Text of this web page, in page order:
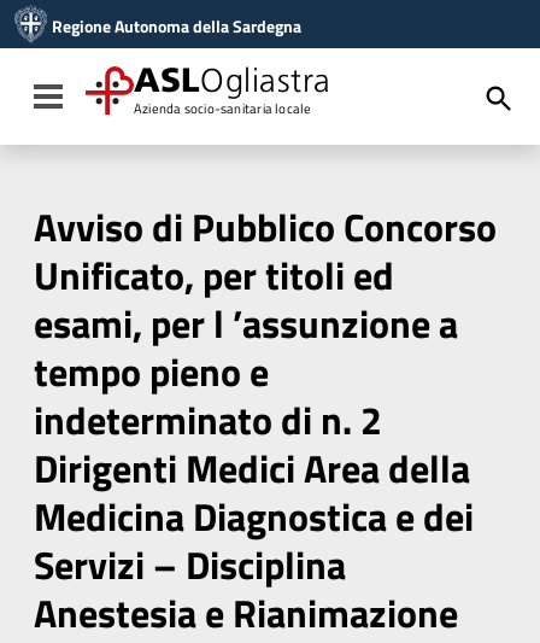
Vai al menu di navigazione
Vai al footer
Regione Autonoma della Sardegna
Toggle navigation
ASLOgliastra
Azienda socio-sanitaria locale
Avviso di Pubblico Concorso
Unificato, per titoli ed
esami, per l ’assunzione a
tempo pieno e
indeterminato di n. 2
Dirigenti Medici Area della
Medicina Diagnostica e dei
Servizi – Disciplina
Anestesia e Rianimazione